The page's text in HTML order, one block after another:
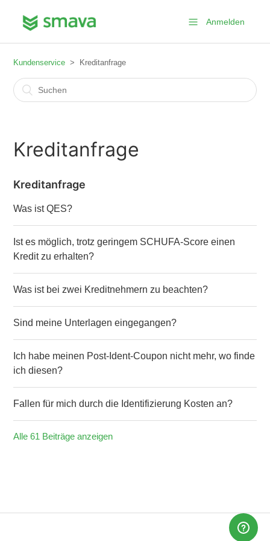
Anmelden
Kundenservice Kreditanfrage
Kreditanfrage
Kreditanfrage
Was ist QES?
Ist es möglich, trotz geringem SCHUFA-Score einen
Kredit zu erhalten?
Was ist bei zwei Kreditnehmern zu beachten?
Sind meine Unterlagen eingegangen?
Ich habe meinen Post-Ident-Coupon nicht mehr, wo finde
ich diesen?
Fallen für mich durch die Identifizierung Kosten an?
Alle 61 Beiträge anzeigen